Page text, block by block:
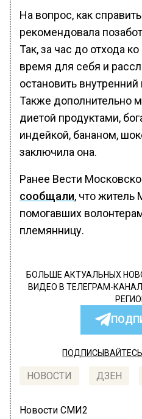
На вопрос, как
рекомендовала
Так, за час до отхода
время для себя и
остановить
Также дополнительно
диетой продуктами,
индейкой, бананом,
заключила она.
Ранее Вести
сообщали, что
помогавших
племянницу.
БОЛЬШЕ АКТУАЛЬНЫХ
ВИДЕО В ТЕЛЕГРАМ-
НОВОСТИ ДЗЕН
Новости СМИ2